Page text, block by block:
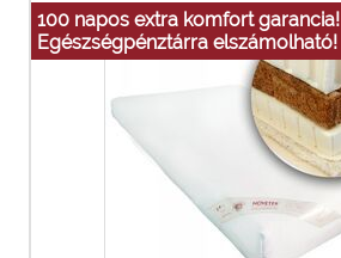
100 napos extra komfort garancia!
Egészségpénztárra elszámolható!